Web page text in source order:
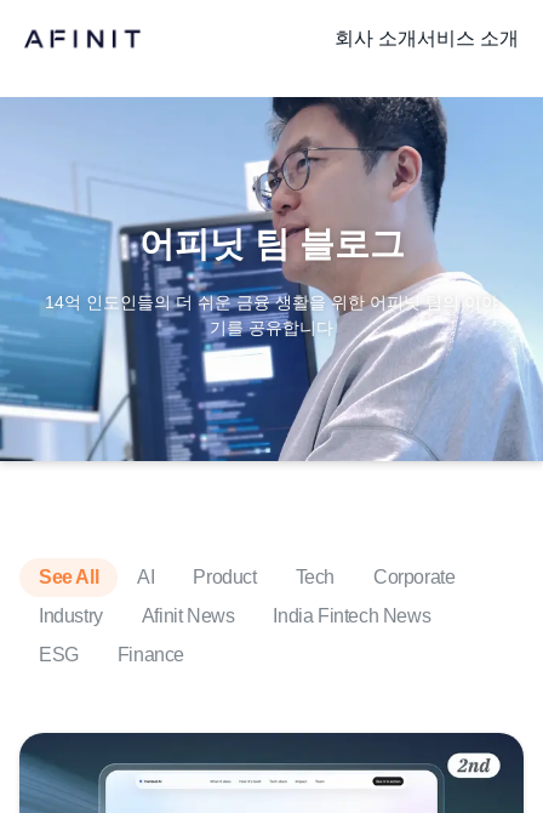
회사 소개서비스 소개
어피닛 팀 블로그
14억 인도인들의 더 쉬운 금융 생활을 위한 어피닛 팀의 이야
기를 공유합니다
See All AI Product Tech
Corporate
Industry
Afinit News
India Fintech News
ESG
Finance